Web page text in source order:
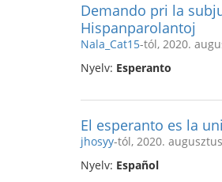
Demando pri la
Hispanparolantoj
Nala_Cat15-tól, 2020.
Nyelv: Esperanto
El esperanto es la
jhosyy-tól, 2020.
Nyelv: Español